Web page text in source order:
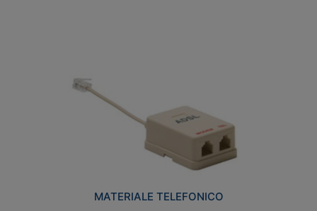
MATERIALE TELEFONICO